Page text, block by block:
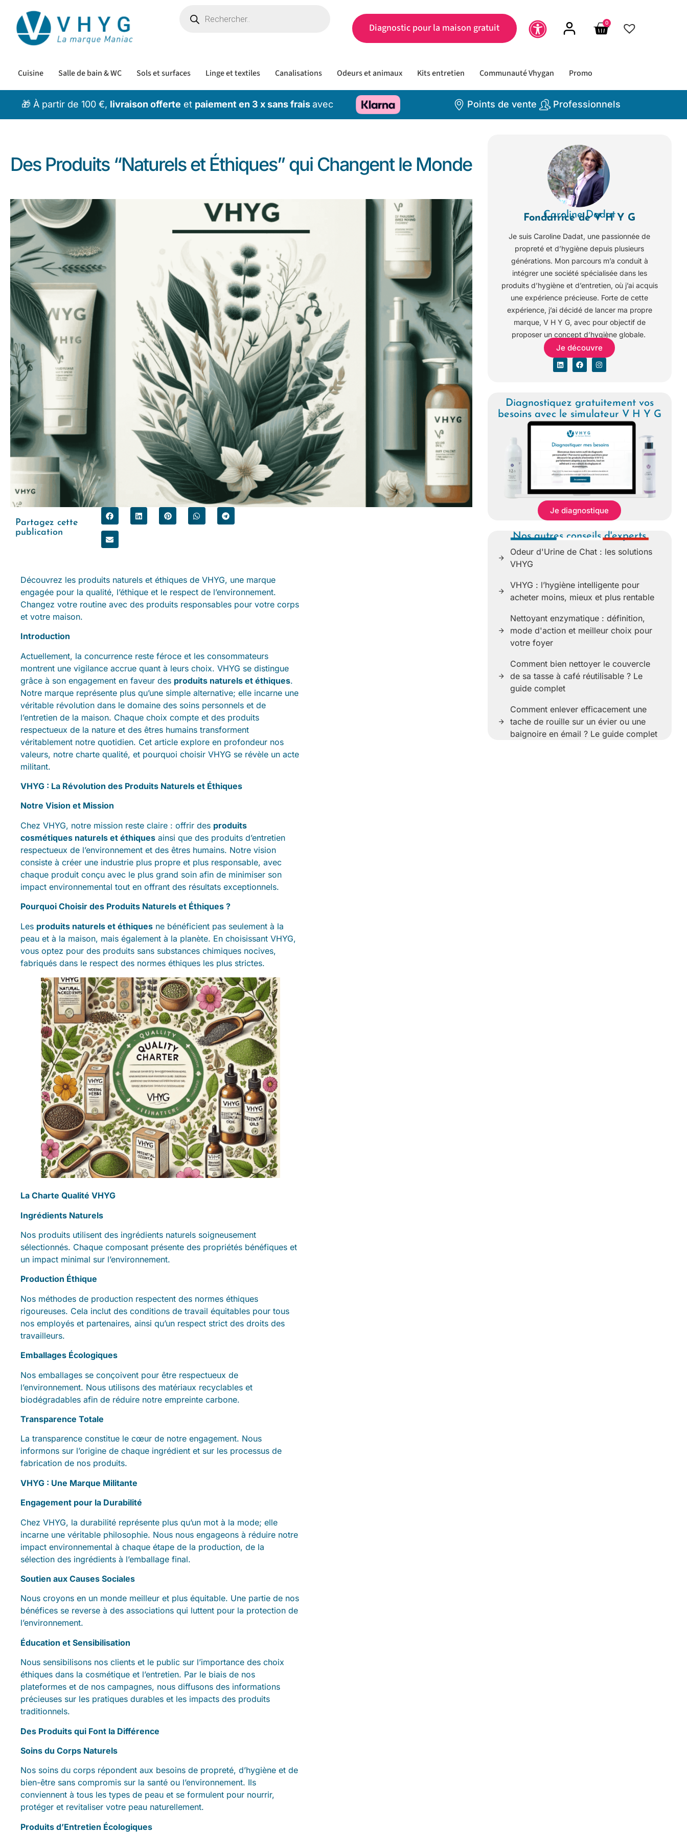
Diagnostic pour la maison gratuit 0
Cuisine Salle de bain & WC Sols et surfaces Linge et textiles Canalisations Odeurs et animaux Kits entretien Communauté Vhygan Promo
🎁 À partir de 100 €, livraison offerte et paiement en 3 x sans fraisavec Points de vente Professionnels
Des Produits “Naturels et Éthiques” qui Changent le Monde
Partagez cette
publication
Découvrez les produits naturels et éthiques de VHYG, une marque
engagée pour la qualité, l’éthique et le respect de l’environnement.
Changez votre routine avec des produits responsables pour votre corps
et votre maison.
Introduction
Actuellement, la concurrence reste féroce et les consommateurs
montrent une vigilance accrue quant à leurs choix. VHYG se distingue
grâce à son engagement en faveur des produits naturels et éthiques.
Notre marque représente plus qu’une simple alternative; elle incarne une
véritable révolution dans le domaine des soins personnels et de
l’entretien de la maison. Chaque choix compte et des produits
respectueux de la nature et des êtres humains transforment
véritablement notre quotidien. Cet article explore en profondeur nos
valeurs, notre charte qualité, et pourquoi choisir VHYG se révèle un acte
militant.
VHYG : La Révolution des Produits Naturels et Éthiques
Notre Vision et Mission
Chez VHYG, notre mission reste claire : offrir des produits
cosmétiques naturels et éthiques ainsi que des produits d’entretien
respectueux de l’environnement et des êtres humains. Notre vision
consiste à créer une industrie plus propre et plus responsable, avec
chaque produit conçu avec le plus grand soin afin de minimiser son
impact environnemental tout en offrant des résultats exceptionnels.
Pourquoi Choisir des Produits Naturels et Éthiques ?
Les produits naturels et éthiques ne bénéficient pas seulement à la
peau et à la maison, mais également à la planète. En choisissant VHYG,
vous optez pour des produits sans substances chimiques nocives,
fabriqués dans le respect des normes éthiques les plus strictes.
La Charte Qualité VHYG
Ingrédients Naturels
Nos produits utilisent des ingrédients naturels soigneusement
sélectionnés. Chaque composant présente des propriétés bénéfiques et
un impact minimal sur l’environnement.
Production Éthique
Nos méthodes de production respectent des normes éthiques
rigoureuses. Cela inclut des conditions de travail équitables pour tous
nos employés et partenaires, ainsi qu’un respect strict des droits des
travailleurs.
Emballages Écologiques
Nos emballages se conçoivent pour être respectueux de
l’environnement. Nous utilisons des matériaux recyclables et
biodégradables afin de réduire notre empreinte carbone.
Transparence Totale
La transparence constitue le cœur de notre engagement. Nous
informons sur l’origine de chaque ingrédient et sur les processus de
fabrication de nos produits.
VHYG : Une Marque Militante
Engagement pour la Durabilité
Chez VHYG, la durabilité représente plus qu’un mot à la mode; elle
incarne une véritable philosophie. Nous nous engageons à réduire notre
impact environnemental à chaque étape de la production, de la
sélection des ingrédients à l’emballage final.
Soutien aux Causes Sociales
Nous croyons en un monde meilleur et plus équitable. Une partie de nos
bénéfices se reverse à des associations qui luttent pour la protection de
l’environnement.
Éducation et Sensibilisation
Nous sensibilisons nos clients et le public sur l’importance des choix
éthiques dans la cosmétique et l’entretien. Par le biais de nos
plateformes et de nos campagnes, nous diffusons des informations
précieuses sur les pratiques durables et les impacts des produits
traditionnels.
Des Produits qui Font la Différence
Soins du Corps Naturels
Nos soins du corps répondent aux besoins de propreté, d’hygiène et de
bien-être sans compromis sur la santé ou l’environnement. Ils
conviennent à tous les types de peau et se formulent pour nourrir,
protéger et revitaliser votre peau naturellement.
Produits d’Entretien Écologiques
Caroline Dadat
Fondatrice de V H Y G
Je suis Caroline Dadat, une passionnée de
propreté et d’hygiène depuis plusieurs
générations. Mon parcours m’a conduit à
intégrer une société spécialisée dans les
produits d’hygiène et d’entretien, où j’ai acquis
une expérience précieuse. Forte de cette
expérience, j’ai décidé de lancer ma propre
marque, V H Y G, avec pour objectif de
proposer un concept d’hygiène globale.
Je découvre
Diagnostiquez gratuitement vos
besoins avec le simulateur V H Y G
Je diagnostique
Nos autres conseils d'experts
Odeur d'Urine de Chat : les solutions
VHYG
VHYG : l’hygiène intelligente pour
acheter moins, mieux et plus rentable
Nettoyant enzymatique : définition,
mode d'action et meilleur choix pour
votre foyer
Comment bien nettoyer le couvercle
de sa tasse à café réutilisable ? Le
guide complet
Comment enlever efficacement une
tache de rouille sur un évier ou une
baignoire en émail ? Le guide complet